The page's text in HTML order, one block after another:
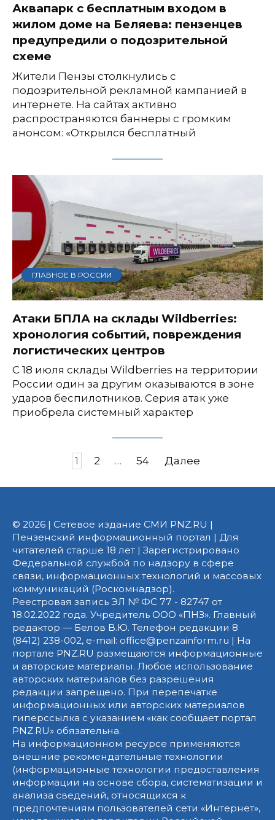
Аквапарк с бесплатным входом в
жилом доме на Беляева: пензенцев
предупредили о подозрительной
схеме
Жители Пензы столкнулись с
подозрительной рекламной кампанией в
интернете. На сайтах активно
распространяются баннеры с громким
анонсом: «Открылся бесплатный
ГЛАВНОЕ В РОССИИ
Атаки БПЛА на склады Wildberries:
хронология событий, повреждения
логистических центров
С 18 июля склады Wildberries на территории
России один за другим оказываются в зоне
ударов беспилотников. Серия атак уже
приобрела системный характер
1 2 … 54 Далее
© 2026 | Сетевое издание СМИ PNZ.RU |
Пензенский информационный портал | Для
читателей старше 18 лет | Зарегистрировано
Федеральной службой по надзору в сфере
связи, информационных технологий и массовых
коммуникаций (Роскомнадзор).
Реестровая запись ЭЛ № ФС 77 - 82747 от
18.02.2022 года. Учредитель ООО «ПНЗ». Главный
редактор — Белов В.Ю. Телефон редакции 8
(8412) 238-002, e-mail: office@penzainform.ru | На
портале PNZ.RU размещаются информационные
и авторские материалы. Любое использование
авторских материалов без разрешения
редакции запрещено. При перепечатке
информационных или авторских материалов
гиперссылка с указанием «как сообщает портал
PNZ.RU» обязательна.
На информационном ресурсе применяются
внешние рекомендательные технологии
(информационные технологии предоставления
информации на основе сбора, систематизации и
анализа сведений, относящихся к
предпочтениям пользователей сети «Интернет»,